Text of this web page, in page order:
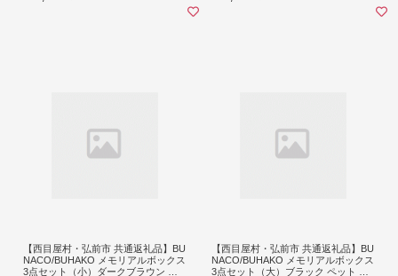
【西目屋村・弘前市 共通返礼品】BU
NACO/BUHAKO メモリアルボックス
3点セット（小）ダークブラウン ペ
【西目屋村・弘前市 共通返礼品】BU
NACO/BUHAKO メモリアルボックス
3点セット（大）ブラック ペット 犬